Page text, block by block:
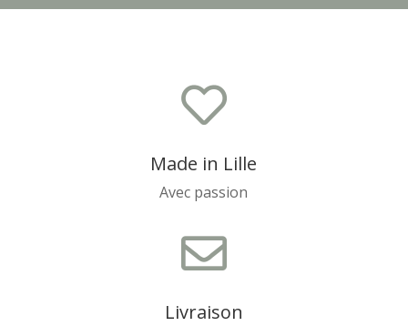

Made in Lille
Avec passion

Livraison